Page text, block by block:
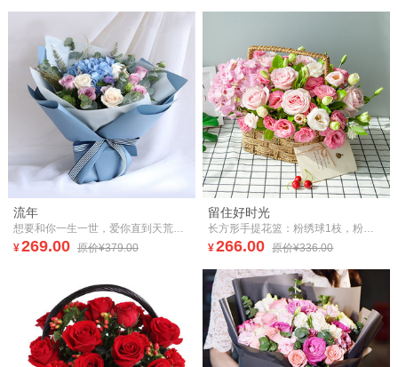
流年
想要和你一生一世，爱你直到天荒地老
¥269.00 原价¥379.00
留住好时光
长方形手提花篮：粉绣球1枝，粉雪山玫瑰6枝，粉桔梗0.3扎，栀子叶0.5扎
¥266.00 原价¥336.00